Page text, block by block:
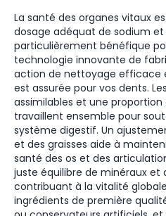
La santé des organes vitaux
dosage adéquat de sodium
particulièrement bénéfique
technologie innovante de
action de nettoyage efficace
est assurée pour vos dents.
assimilables et une proportion
travaillent ensemble pour
système digestif. Un
et des graisses aide à
santé des os et des
juste équilibre de minéraux et
contribuant à la vitalité
ingrédients de première